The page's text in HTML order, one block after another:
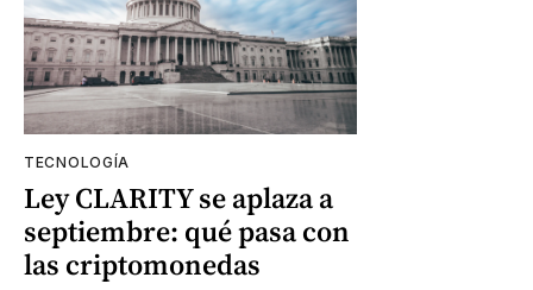
TECNOLOGÍA
Ley CLARITY se aplaza a
septiembre: qué pasa con
las criptomonedas